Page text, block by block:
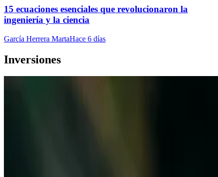
15 ecuaciones esenciales que revolucionaron la
ingeniería y la ciencia
García Herrera MartaHace 6 días
Inversiones